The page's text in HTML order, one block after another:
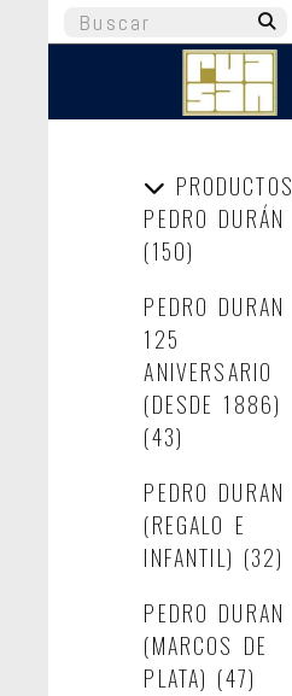
PRODUCTOS
PEDRO DURÁN
(150)
PEDRO DURAN
125
ANIVERSARIO
(DESDE 1886)
(43)
PEDRO DURAN
(REGALO E
INFANTIL) (32)
PEDRO DURAN
(MARCOS DE
PLATA) (47)